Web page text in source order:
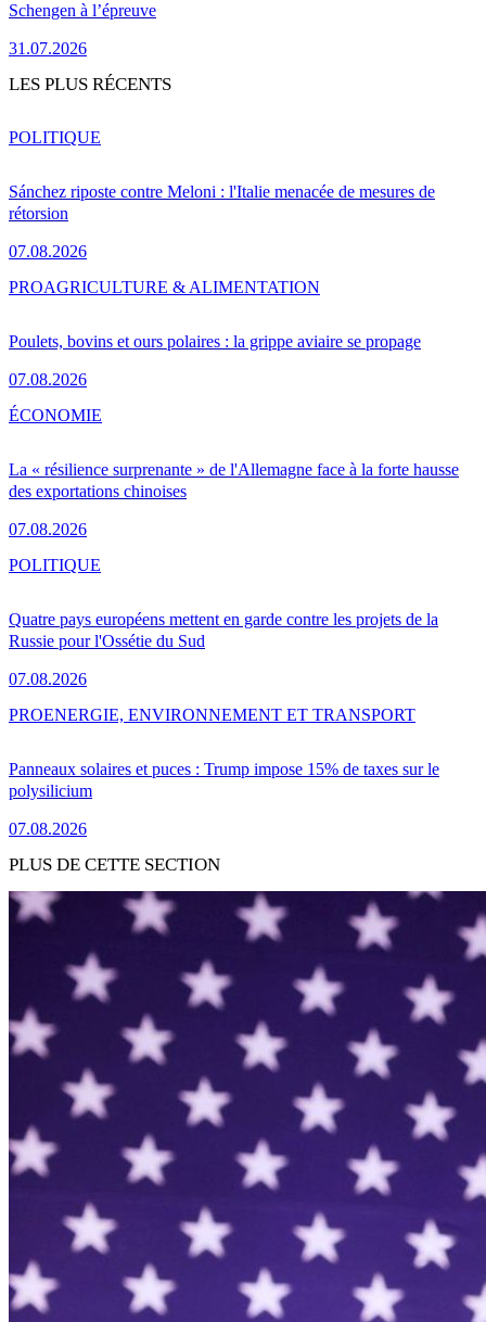
Schengen à l’épreuve
31.07.2026
LES PLUS RÉCENTS
Sánchez riposte contre Meloni : l'Italie menacée de mesures de
rétorsion
07.08.2026
POLITIQUE
Poulets, bovins et ours polaires : la grippe aviaire se propage
07.08.2026
PROAGRICULTURE & ALIMENTATION
La « résilience surprenante » de l'Allemagne face à la forte hausse
des exportations chinoises
07.08.2026
ÉCONOMIE
Quatre pays européens mettent en garde contre les projets de la
Russie pour l'Ossétie du Sud
07.08.2026
POLITIQUE
Panneaux solaires et puces : Trump impose 15% de taxes sur le
polysilicium
07.08.2026
PROENERGIE, ENVIRONNEMENT ET TRANSPORT
PLUS DE CETTE SECTION